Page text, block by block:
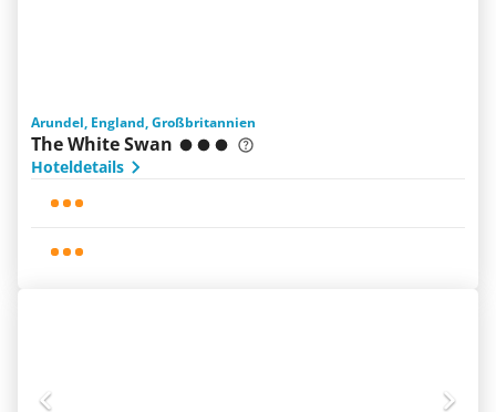
Arundel, England, Großbritannien
The White Swan
Hoteldetails